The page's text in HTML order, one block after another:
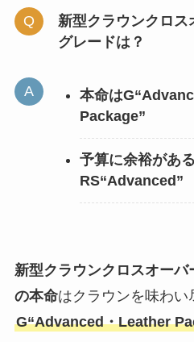
新型クラウンクロス
グレードは？
本命は
Package”
予算に余裕があ
RS“Advanced”
新型クラウンクロスオー
の本命はクラウンを味わい
G“Advanced・Leather